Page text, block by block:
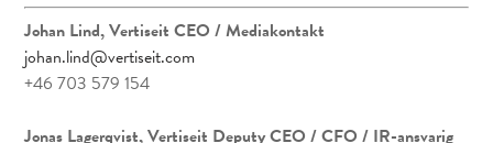
Johan Lind, Vertiseit CEO / Mediakontakt
johan.lind@vertiseit.com
+46 703 579 154
Jonas Lagerqvist, Vertiseit Deputy CEO / CFO / IR-ansvarig